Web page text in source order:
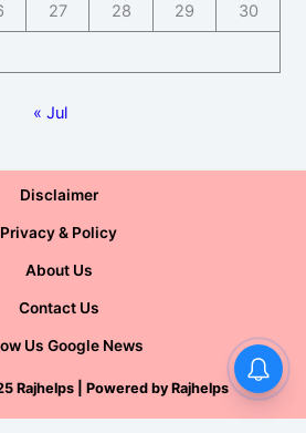
27 28 29 30
« Jul
Disclaimer
Privacy & Policy
About Us
Contact Us
Us Google News
Rajhelps | Powered by Rajhelps